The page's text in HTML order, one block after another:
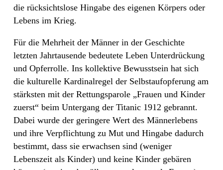
die rücksichtslose Hingabe des eigenen Körpers oder
Lebens im Krieg.
Für die Mehrheit der Männer in der Geschichte
letzten Jahrtausende bedeutete Leben Unterdrückung
und Opferrolle. Ins kollektive Bewusstsein hat sich
die kulturelle Kardinalregel der Selbstaufopferung am
stärksten mit der Rettungsparole „Frauen und Kinder
zuerst“ beim Untergang der Titanic 1912 gebrannt.
Dabei wurde der geringere Wert des Männerlebens
und ihre Verpflichtung zu Mut und Hingabe dadurch
bestimmt, dass sie erwachsen sind (weniger
Lebenszeit als Kinder) und keine Kinder gebären